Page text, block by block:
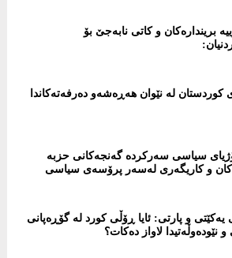
بریندارەکان و کاتی نابەجێ بۆ
کوردستان لە نێوان هەڕەشەو دەرفەتەکاندا
سیاسی سەرکردە گەنجەکانی حزبە
و کاریگەری لەسەر پرۆسەی سیاسی
یەکێتی و پارتی: ئایا ڕۆڵی کورد لە گۆڕەپانی
نێودەوڵەتیدا لاواز دەکات؟